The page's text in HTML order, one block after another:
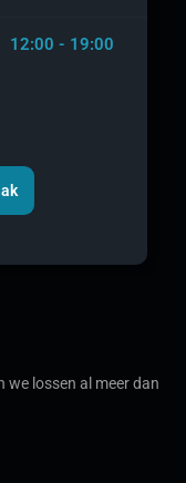
12:00 - 19:00
we lossen al meer dan